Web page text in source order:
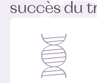
succès du